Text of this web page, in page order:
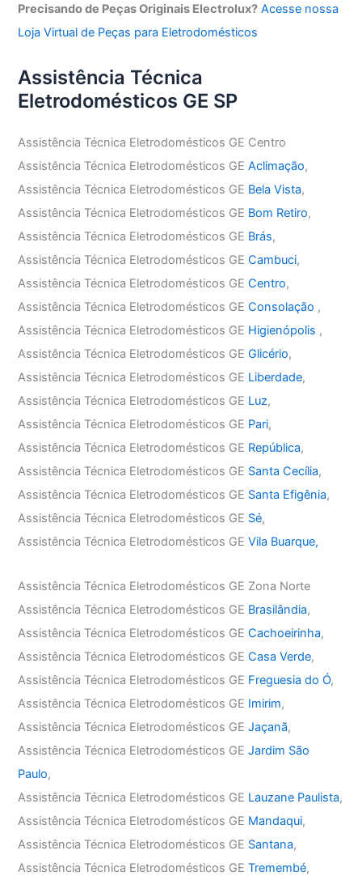
Precisando de Peças Originais Electrolux? Acesse nossa
Loja Virtual de Peças para Eletrodomésticos
Assistência Técnica
Eletrodomésticos GE SP
Assistência Técnica Eletrodomésticos GE Centro
Assistência Técnica Eletrodomésticos GEAclimação,
Assistência Técnica Eletrodomésticos GE Bela Vista,
Assistência Técnica Eletrodomésticos GE Bom Retiro,
Assistência Técnica Eletrodomésticos GE Brás,
Assistência Técnica Eletrodomésticos GECambuci,
Assistência Técnica Eletrodomésticos GECentro,
Assistência Técnica Eletrodomésticos GEConsolação ,
Assistência Técnica Eletrodomésticos GE Higienópolis ,
Assistência Técnica Eletrodomésticos GEGlicério,
Assistência Técnica Eletrodomésticos GE Liberdade,
Assistência Técnica Eletrodomésticos GE Luz,
Assistência Técnica Eletrodomésticos GE Pari,
Assistência Técnica Eletrodomésticos GE República,
Assistência Técnica Eletrodomésticos GE Santa Cecília,
Assistência Técnica Eletrodomésticos GE Santa Efigênia,
Assistência Técnica Eletrodomésticos GE Sé,
Assistência Técnica Eletrodomésticos GEVila Buarque,
Assistência Técnica Eletrodomésticos GE Zona Norte
Assistência Técnica Eletrodomésticos GE Brasilândia,
Assistência Técnica Eletrodomésticos GECachoeirinha,
Assistência Técnica Eletrodomésticos GECasa Verde,
Assistência Técnica Eletrodomésticos GE Freguesia do Ó,
Assistência Técnica Eletrodomésticos GE Imirim,
Assistência Técnica Eletrodomésticos GEJaçanã,
Assistência Técnica Eletrodomésticos GEJardim São
Paulo,
Assistência Técnica Eletrodomésticos GE Lauzane Paulista,
Assistência Técnica Eletrodomésticos GE Mandaqui,
Assistência Técnica Eletrodomésticos GE Santana,
Assistência Técnica Eletrodomésticos GETremembé,